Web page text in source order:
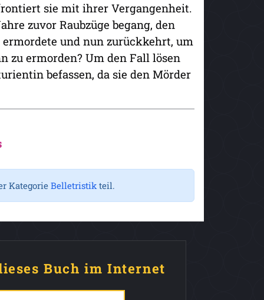
sie mit ihrer Vergangenheit.
zuvor Raubzüge begang, den
und nun zurückkehrt, um
zu ermorden? Um den Fall lösen
befassen, da sie den Mörder
Kategorie Belletristikteil.
Buch im Internet